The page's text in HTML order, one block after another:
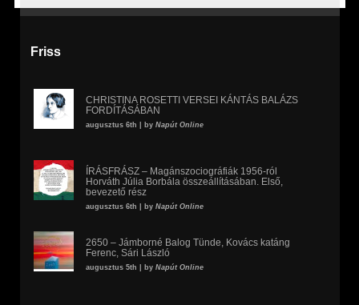
Friss
CHRISTINA ROSETTI VERSEI KÁNTÁS BALÁZS
FORDÍTÁSÁBAN
augusztus 6th | by Napút Online
ÍRÁSFRÁSZ – Magánszociográfiák 1956-ról
Horváth Júlia Borbála összeállításában. Első,
bevezető rész
augusztus 6th | by Napút Online
2650 – Jámborné Balog Tünde, Kovács katáng
Ferenc, Sári László
augusztus 5th | by Napút Online